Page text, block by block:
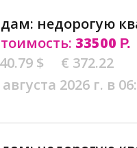
недорогую
33500 Р.
$
€ 372.22
августа 2026 г. в